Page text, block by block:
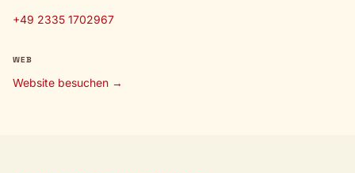
+49 2335 1702967
WEB
Website besuchen →